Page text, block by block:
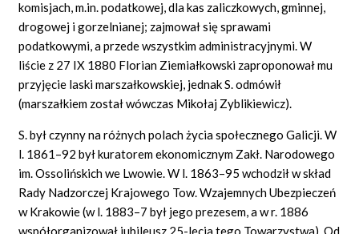
komisjach, m.in. podatkowej, dla kas zaliczkowych, gminnej,
drogowej i gorzelnianej; zajmował się sprawami
podatkowymi, a przede wszystkim administracyjnymi. W
liście z 27 IX 1880 Florian Ziemiałkowski zaproponował mu
przyjęcie laski marszałkowskiej, jednak S. odmówił
(marszałkiem został wówczas Mikołaj Zyblikiewicz).
S. był czynny na różnych polach życia społecznego Galicji. W
l. 1861–92 był kuratorem ekonomicznym Zakł. Narodowego
im. Ossolińskich we Lwowie. W l. 1863–95 wchodził w skład
Rady Nadzorczej Krajowego Tow. Wzajemnych Ubezpieczeń
w Krakowie (w l. 1883–7 był jego prezesem, a w r. 1886
współorganizował jubileusz 25-lecia tego Towarzystwa). Od